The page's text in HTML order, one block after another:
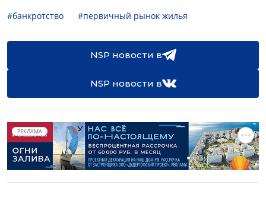
#банкротство
#первичный рынок жилья
NSP новости в
NSP новости в
РЕКЛАМА